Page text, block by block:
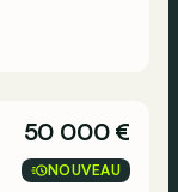
50 000 €
NOUVEAU